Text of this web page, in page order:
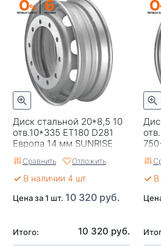
Диск стальной 20*8,5 10
отв.10*335 ET180 D281
Европа 14 мм SUNRISE
Сравнить Отложить
В наличии 4 шт
Цена за 1 шт. 10 320 руб.
Итого: 10 320 руб.
В